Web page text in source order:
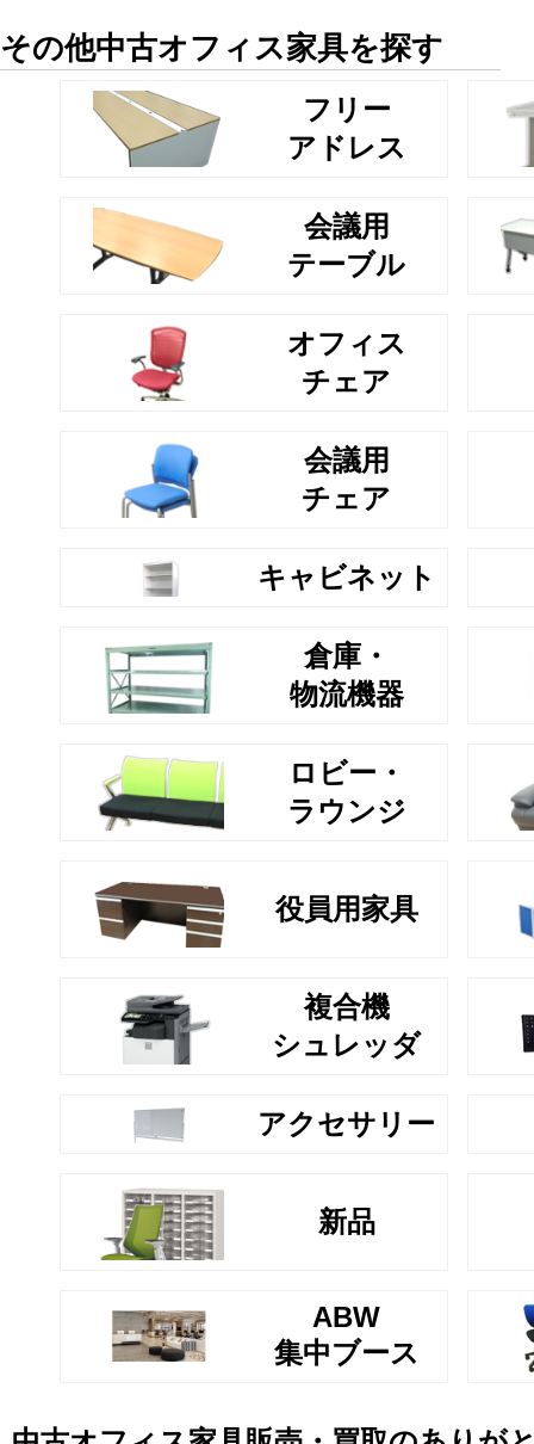
その他中古オフィス家具を探す
フリー
アドレス
会議用
テーブル
オフィス
チェア
会議用
チェア
キャビネット
倉庫・
物流機器
ロビー・
ラウンジ
役員用家具
複合機
シュレッダ
アクセサリー
新品
ABW
集中ブース